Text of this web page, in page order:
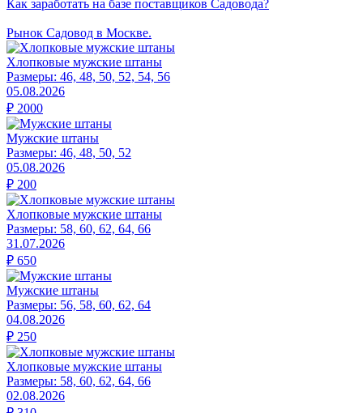
Как заработать на базе поставщиков Садовода?
Рынок Садовод в Москве.
Хлопковые мужские штаны
Размеры: 46, 48, 50, 52, 54, 56
05.08.2026
₽ 2000
Мужские штаны
Размеры: 46, 48, 50, 52
05.08.2026
₽ 200
Хлопковые мужские штаны
Размеры: 58, 60, 62, 64, 66
31.07.2026
₽ 650
Мужские штаны
Размеры: 56, 58, 60, 62, 64
04.08.2026
₽ 250
Хлопковые мужские штаны
Размеры: 58, 60, 62, 64, 66
02.08.2026